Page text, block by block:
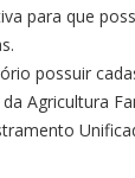
para que
possuir
Agricultura